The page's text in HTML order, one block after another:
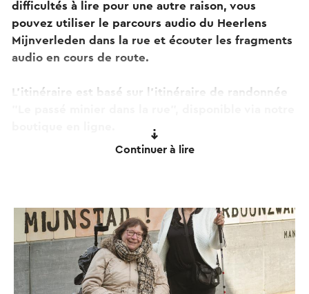
difficultés à lire pour une autre raison, vous
pouvez utiliser le parcours audio du Heerlens
Mijnverleden dans la rue et écouter les fragments
audio en cours de route.
L'itinéraire est basé sur l'itinéraire de randonnée
la plus riche des Pays-Bas. Quand les mines de
charbon ont bouleversé toute l'ancienne région
minière pendant trois quarts de siècle. Les grands
magasins de luxe ont surgi dans le centre et le
manteau de fourrure appartenait à la scène de
Continuer à lire